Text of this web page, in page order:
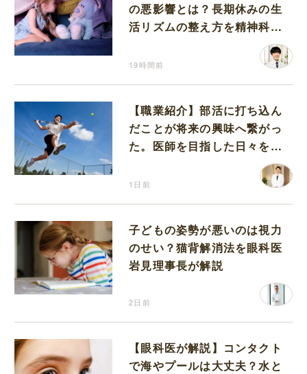
の悪影響とは？長期休みの生
活リズムの整え方を精神科医
19時間前
【職業紹介】部活に打ち込ん
だことが将来の興味へ繋がっ
た。医師を目指した日々を振
1日前
子どもの姿勢が悪いのは視力
のせい？猫背解消法を眼科医
岩見理事長が解説
2日前
【眼科医が解説】コンタクト
で海やプールは大丈夫？水と